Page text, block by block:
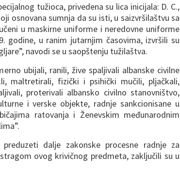
tužioca, privedena su lica inicijala: D. C.,
osnovana sumnja da su isti, u saizvršilaštvu sa
u maskirne uniforme i neredovne uniforme
godine, u ranim jutarnjim časovima, izvršili su
navodi se u saopštenju tužilaštva.
ubijali, ranili, žive spaljivali albanske civilne
maltretirali, fizički i psihički mučili, pljačkali,
proterivali albansko civilno stanovništvo,
i verske objekte, radnje sankcionisane u
ratovanja i Ženevskim međunarodnim
dalje zakonske procesne radnje za
ovog krivičnog predmeta, zaključili su u